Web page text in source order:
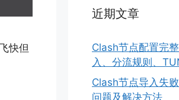
快但
近期文章
Clash节点配置完
入、分流规则、
Clash节点导入失
问题及解决方法